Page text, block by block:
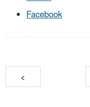
Facebook
<